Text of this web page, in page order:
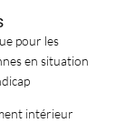
pour les
en situation
intérieur